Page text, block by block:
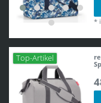
*
Top-Artikel